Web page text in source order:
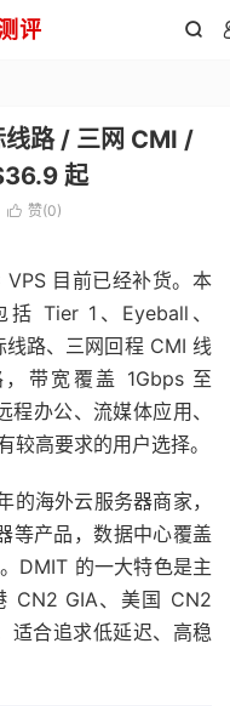
评 
路 / 三网 CMI /
起
 赞(0)
目前已经补货。本
Tier 1、Eyeball、
路、三网回程 CMI 线
带宽覆盖 1Gbps 至
办公、流媒体应用、
高要求的用户选择。
海外云服务器商家，
等产品，数据中心覆盖
DMIT 的一大特色是主
CN2 GIA、美国 CN2
适合追求低延迟、高稳